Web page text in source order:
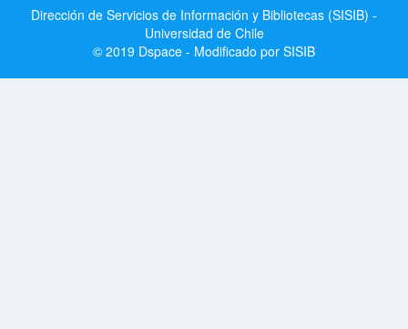
Dirección de Servicios de Información y Bibliotecas (SISIB) -
Universidad de Chile
© 2019 Dspace - Modificado por SISIB